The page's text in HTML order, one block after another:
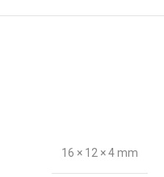
16 × 12 × 4 mm